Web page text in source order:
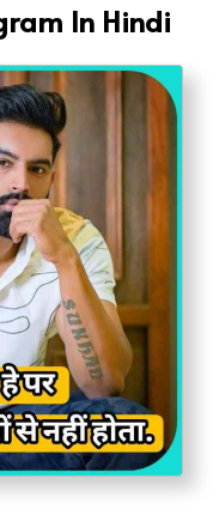
In Hindi